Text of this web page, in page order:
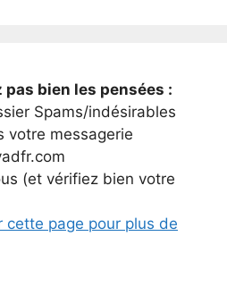
pas bien les pensées :
Spams/indésirables
votre messagerie
(et vérifiez bien votre
cette page pour plus de